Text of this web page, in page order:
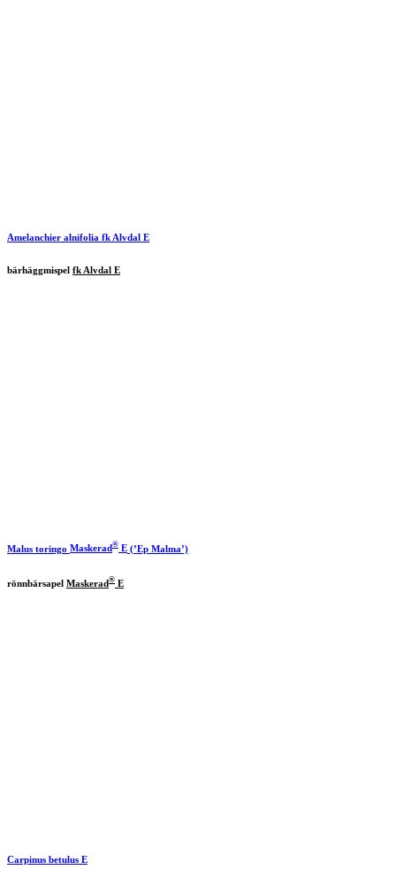
Amelanchier alnifolia fk Alvdal E
bärhäggmispel fk Alvdal E
Malus toringo Maskerad® E (’Ep Malma’)
rönnbärsapel Maskerad® E
Carpinus betulus E